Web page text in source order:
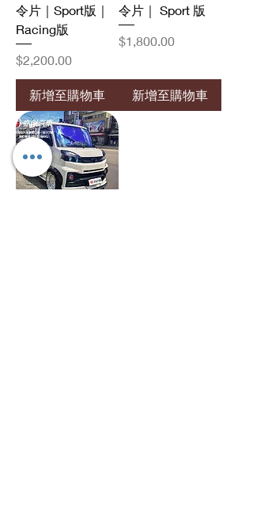
令片｜Sport版｜
Racing版
價格
$2,200.00
新增至購物車
令片｜ Sport 版
價格
$1,800.00
新增至購物車